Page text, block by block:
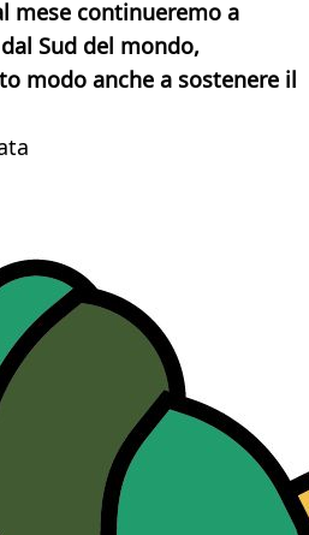
mese continueremo a
Sud del mondo,
modo anche a sostenere il